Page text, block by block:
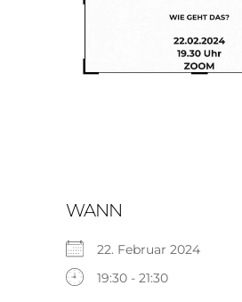
WANN
22. Februar 2024
19:30 - 21:30